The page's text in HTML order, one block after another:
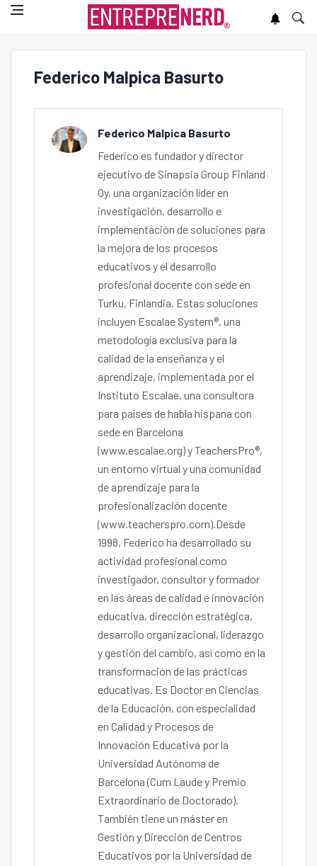
Federico Malpica Basurto
Federico Malpica Basurto
Federico es fundador y director
ejecutivo de Sinapsia Group Finland
Oy, una organización líder en
investigación, desarrollo e
implementación de soluciones para
la mejora de los procesos
educativos y el desarrollo
profesional docente con sede en
Turku, Finlandia. Estas soluciones
incluyen Escalae System®, una
metodología exclusiva para la
calidad de la enseñanza y el
aprendizaje, implementada por el
Instituto Escalae, una consultora
para países de habla hispana con
sede en Barcelona
(www.escalae.org) y TeachersPro®,
un entorno virtual y una comunidad
de aprendizaje para la
profesionalización docente
(www.teacherspro.com).Desde
1998, Federico ha desarrollado su
actividad profesional como
investigador, consultor y formador
en las áreas de calidad e innovación
educativa, dirección estratégica,
desarrollo organizacional, liderazgo
y gestión del cambio, así como en la
transformación de las prácticas
educativas. Es Doctor en Ciencias
de la Educación, con especialidad
en Calidad y Procesos de
Innovación Educativa por la
Universidad Autónoma de
Barcelona (Cum Laude y Premio
Extraordinario de Doctorado).
También tiene un máster en
Gestión y Dirección de Centros
Educativos por la Universidad de